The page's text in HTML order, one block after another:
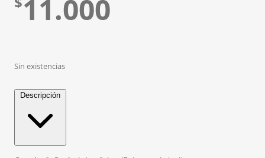
11.000
Sin existencias
Descripción